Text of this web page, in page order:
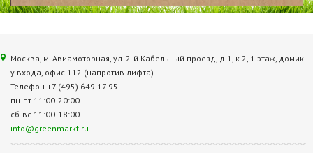
Москва, м. Авиамоторная, ул. 2‑й Кабельный проезд, д.1, к.2, 1 этаж, домик
у входа, офис 112 (напротив лифта)
Телефон +7 (495) 649 17 95
пн-пт 11:00-20:00
сб-вс 11:00-18:00
info@greenmarkt.ru